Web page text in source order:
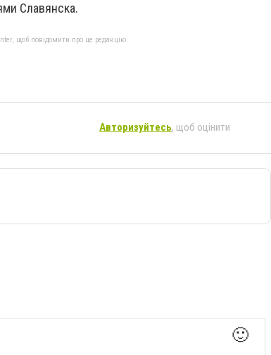
Славянска.
щоб повідомити про це редакцію
Авторизуйтесь, щоб оцінити
🙂